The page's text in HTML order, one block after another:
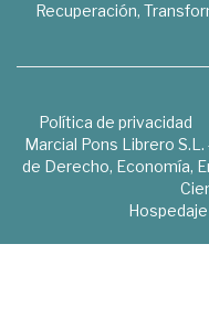
Recuperación,
Política de privacidad
Marcial Pons Librero
de Derecho, Economía,